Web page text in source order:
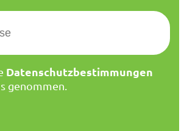
Datenschutzbestimmungen
genommen.